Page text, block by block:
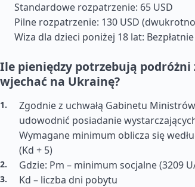
Standardowe rozpatrzenie: 65 USD
Pilne rozpatrzenie: 130 USD
Wiza dla dzieci poniżej 18 lat: Bezpłatnie
Ile pieniędzy potrzebują podróżni
wjechać na Ukrainę?
Zgodnie z uchwałą Gabinetu
udowodnić posiadanie
Wymagane minimum oblicza się
(Kd + 5)
Gdzie: Pm – minimum socjalne (3209
Kd – liczba dni pobytu